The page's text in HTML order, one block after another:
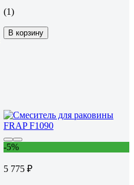
(1)
В корзину
-5%
5 775 ₽